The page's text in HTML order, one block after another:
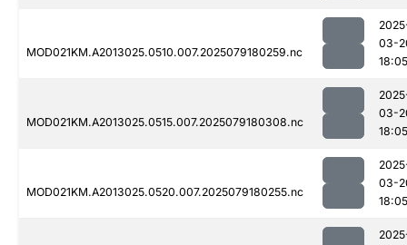
MOD021KM.A2013025.0510.007.2025079180259.nc
03-
18:05
MOD021KM.A2013025.0515.007.2025079180308.nc
03-
18:05
MOD021KM.A2013025.0520.007.2025079180255.nc
03-
18:05